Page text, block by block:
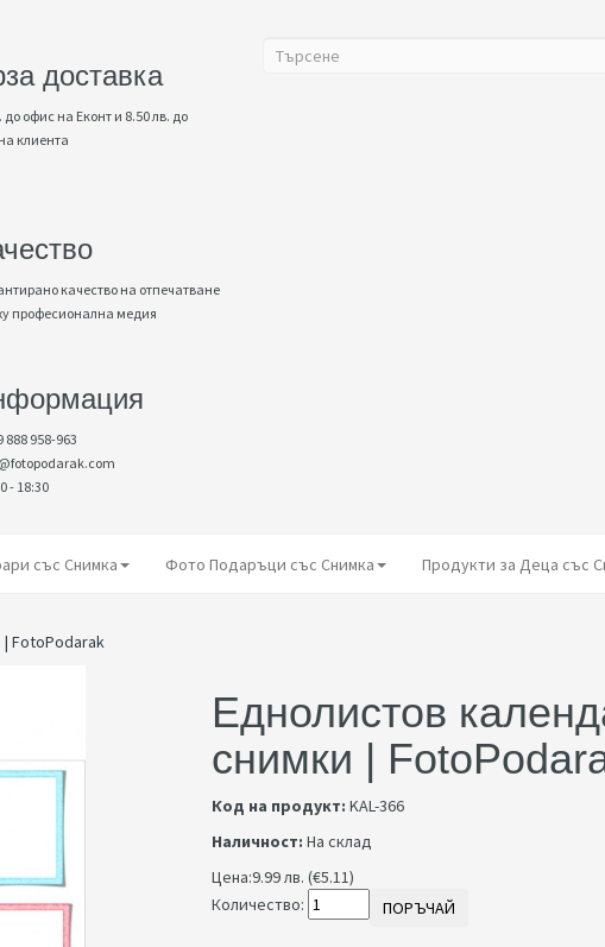
доставка
до офис на Еконт и 8.50 лв. до
клиента
качество на отпечатване
професионална медия
888 958-963
- 18:30
със Снимка Фото Подаръци със Снимка Продукти за Деца със
| FotoPodarak
Еднолистов
снимки |
Код на продукт: KAL-366
Наличност: На склад
Цена:9.99 лв. (€5.11)
Количество:
ПОРЪЧАЙ